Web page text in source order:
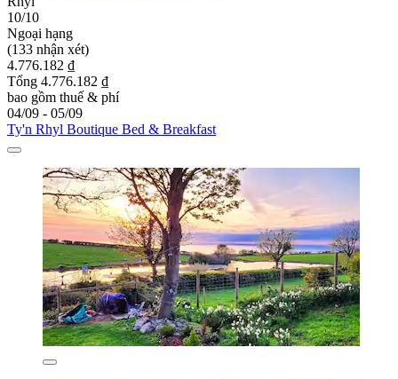
10/10
Ngoại hạng
(133 nhận xét)
4.776.182 ₫
Tổng 4.776.182 ₫
bao gồm thuế & phí
04/09 - 05/09
Ty'n Rhyl Boutique Bed & Breakfast